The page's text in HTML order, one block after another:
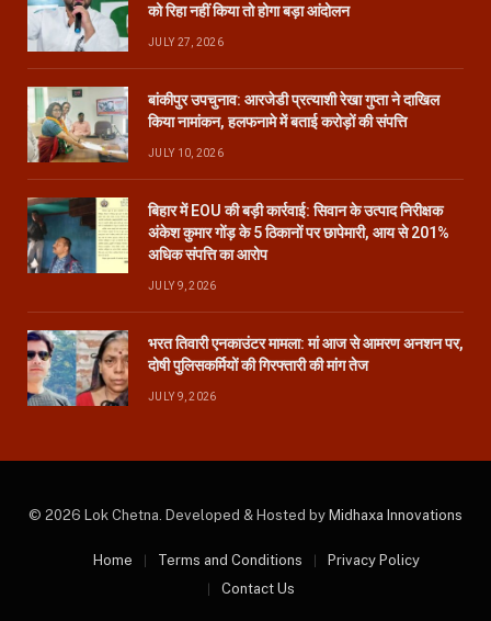
को रिहा नहीं किया तो होगा बड़ा आंदोलन
JULY 27, 2026
बांकीपुर उपचुनाव: आरजेडी प्रत्याशी रेखा गुप्ता ने दाखिल
किया नामांकन, हलफनामे में बताई करोड़ों की संपत्ति
JULY 10, 2026
बिहार में EOU की बड़ी कार्रवाई: सिवान के उत्पाद निरीक्षक
अंकेश कुमार गोंड़ के 5 ठिकानों पर छापेमारी, आय से 201%
अधिक संपत्ति का आरोप
JULY 9, 2026
भरत तिवारी एनकाउंटर मामला: मां आज से आमरण अनशन पर,
दोषी पुलिसकर्मियों की गिरफ्तारी की मांग तेज
JULY 9, 2026
© 2026 Lok Chetna. Developed & Hosted by Midhaxa Innovations
Home Terms and Conditions
Privacy Policy
Contact Us